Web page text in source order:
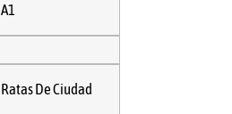
A1
Ratas De Ciudad